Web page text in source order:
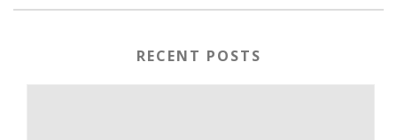
RECENT POSTS